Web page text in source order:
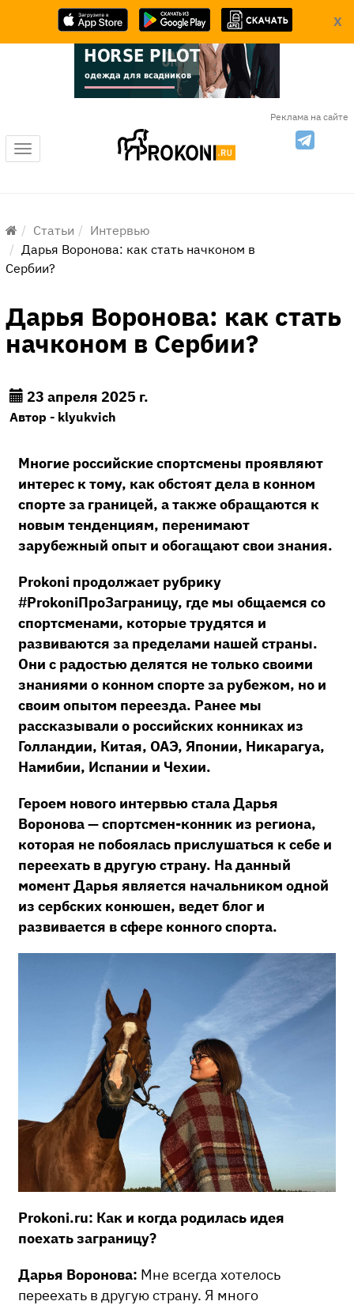
X
Реклама на сайте
Меню
Статьи
Интервью
​Дарья Воронова: как стать начконом в
Сербии?
​Дарья Воронова: как стать
начконом в Сербии?
23 апреля 2025 г.
Автор - klyukvich
Многие российские спортсмены проявляют
интерес к тому, как обстоят дела в конном
спорте за границей, а также обращаются к
новым тенденциям, перенимают
зарубежный опыт и обогащают свои знания.
Prokoni продолжает рубрику
#ProkoniПроЗаграницу, где мы общаемся со
спортсменами, которые трудятся и
развиваются за пределами нашей страны.
Они с радостью делятся не только своими
знаниями о конном спорте за рубежом, но и
своим опытом переезда. Ранее мы
рассказывали о российских конниках из
Голландии, Китая, ОАЭ, Японии, Никарагуа,
Намибии, Испании и Чехии.
Героем нового интервью стала Дарья
Воронова — спортсмен-конник из региона,
которая не побоялась прислушаться к себе и
переехать в другую страну. На данный
момент Дарья является начальником одной
из сербских конюшен, ведет блог и
развивается в сфере конного спорта.
Prokoni.ru: Как и когда родилась идея
поехать заграницу?
Дарья Воронова: Мне всегда хотелось
переехать в другую страну. Я много